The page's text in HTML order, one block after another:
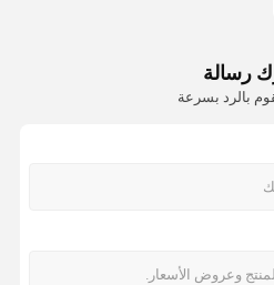
رسالة
بالرد بسرعة